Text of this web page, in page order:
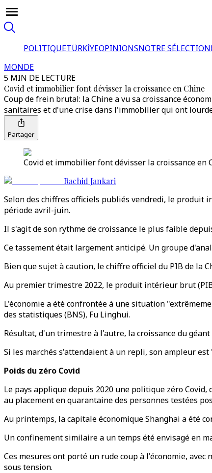
POLITIQUETÜRKİYEOPINIONSNOTRE SÉLECTION
MONDE
5 MIN DE LECTURE
Covid et immobilier font dévisser la croissance en Chine
Coup de frein brutal: la Chine a vu sa croissance
sanitaires et d'une crise dans l'immobilier qui ont
Partager
Covid et immobilier font dévisser la croissance en
Rachid Jankari
Selon des chiffres officiels publiés vendredi, le produit
période avril-juin.
Il s'agit de son rythme de croissance le plus faible
Ce tassement était largement anticipé. Un groupe
Bien que sujet à caution, le chiffre officiel du PIB de la
Au premier trimestre 2022, le produit intérieur brut
L'économie a été confrontée à une situation
des statistiques (BNS), Fu Linghui.
Résultat, d'un trimestre à l'autre, la croissance du
Si les marchés s'attendaient à un repli, son ampleur
Poids du zéro Covid
Le pays applique depuis 2020 une politique zéro
au placement en quarantaine des personnes testées
Au printemps, la capitale économique Shanghai a été
Un confinement similaire a un temps été envisagé en
Ces mesures ont porté un rude coup à l'économie,
sous tension.